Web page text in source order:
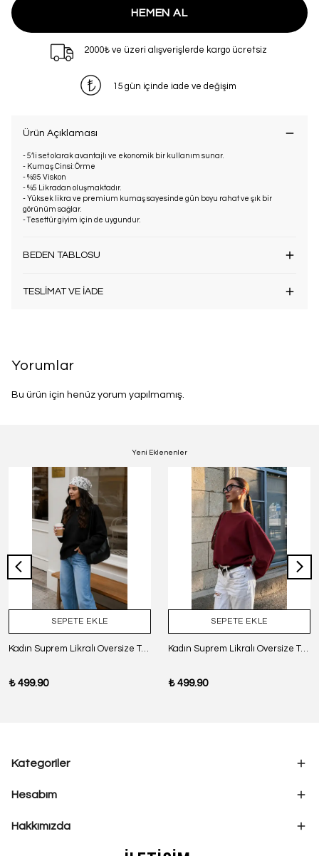
HEMEN AL
2000₺ ve üzeri alışverişlerde kargo ücretsiz
15 gün içinde iade ve değişim
Ürün Açıklaması
- 5’li set olarak avantajlı ve ekonomik bir kullanım sunar.
- Kumaş Cinsi: Örme
- %95 Viskon
- %5 Likradan oluşmaktadır.
- Yüksek likra ve premium kumaş sayesinde gün boyu rahat ve şık bir
görünüm sağlar.
- Tesettür giyim için de uygundur.
BEDEN TABLOSU
TESLİMAT VE İADE
Yorumlar
Bu ürün için henüz yorum yapılmamış.
Yeni Eklenenler
SEPETE EKLE
Kadın Suprem Likralı Oversize T-Shirt - SİYAH
₺ 499.90
SEPETE EKLE
Kadın Suprem Likralı Oversize T-Shirt - BORDO
₺ 499.90
Kategoriler
Hesabım
Hakkımızda